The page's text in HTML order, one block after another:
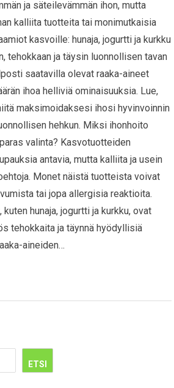
ja säteilevämmän ihon, mutta
kalliita tuotteita tai monimutkaisia
kasvoille: hunaja, jogurtti ja kurkku
tehokkaan ja täysin luonnollisen tavan
saatavilla olevat raaka-aineet
ihoa helliviä ominaisuuksia. Lue,
maksimoidaksesi ihosi hyvinvoinnin
hehkun. Miksi ihonhoito
valinta? Kasvotuotteiden
antavia, mutta kalliita ja usein
Monet näistä tuotteista voivat
tai jopa allergisia reaktioita.
hunaja, jogurtti ja kurkku, ovat
tehokkaita ja täynnä hyödyllisiä
aineiden…
ETSI